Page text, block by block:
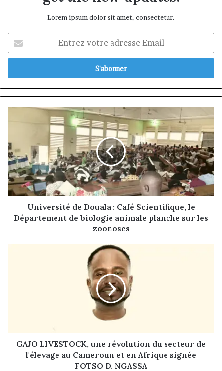
Lorem ipsum dolor sit amet, consectetur.
votre
adresse
Université
Café
Scientifique, le
Département
de
biologie
animale
planche
sur
Université de Douala : Café Scientifique, le
Département de biologie animale planche sur les
zoonoses
Cameroun
GAJO LIVESTOCK, une révolution du secteur de
l'élevage au Cameroun et en Afrique signée
FOTSO D. NGASSA